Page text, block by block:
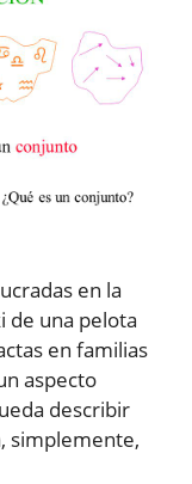
en la
de una pelota
en familias
aspecto
describir
simplemente,